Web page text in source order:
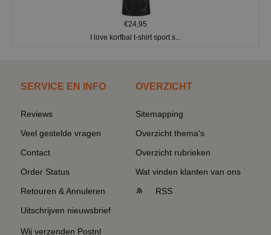
€24,95
I love korfbal t-shirt sport s...
SERVICE EN INFO
Reviews
Veel gestelde vragen
Contact
Order Status
Retouren & Annuleren
Uitschrijven nieuwsbrief
Wij verzenden Postnl
OVERZICHT
Sitemapping
Overzicht thema's
Overzicht rubrieken
Wat vinden klanten van ons
RSS